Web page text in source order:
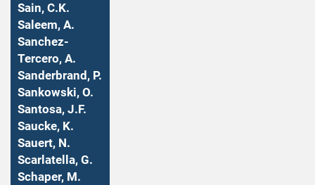
Sain, C.K.
Saleem, A.
Sanchez-
Tercero, A.
Sanderbrand, P.
Sankowski, O.
Santosa, J.F.
Saucke, K.
Sauert, N.
Scarlatella, G.
Schaper, M.